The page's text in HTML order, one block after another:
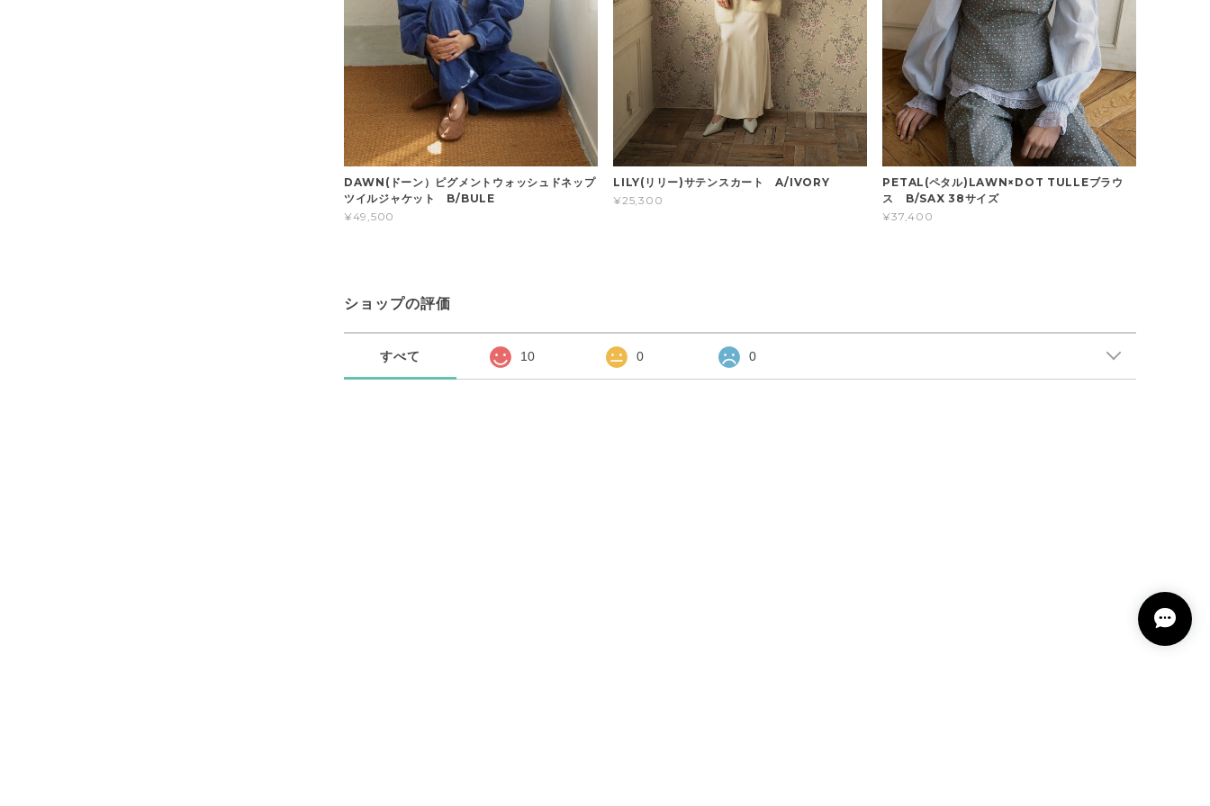
DAWN(ドーン）ピグメントウォッシュドネップ
ツイルジャケット B/BULE
¥49,500
LILY(リリー)サテンスカート A/IVORY
¥25,300
PETAL(ペタル)LAWN×DOT TULLEブラウ
ス B/SAX 38サイズ
¥37,400
ショップの評価
すべて 10 0 0